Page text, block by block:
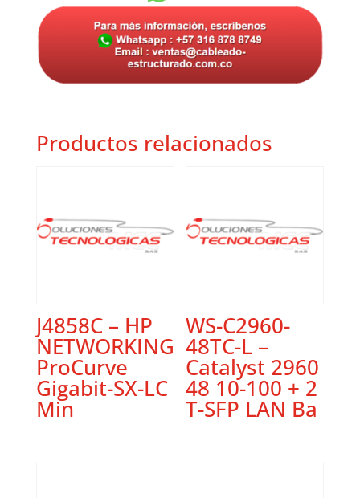
Productos relacionados
J4858C – HP
NETWORKING
ProCurve
Gigabit-SX-LC
Min
WS-C2960-
48TC-L –
Catalyst 2960
48 10-100 + 2
T-SFP LAN Ba